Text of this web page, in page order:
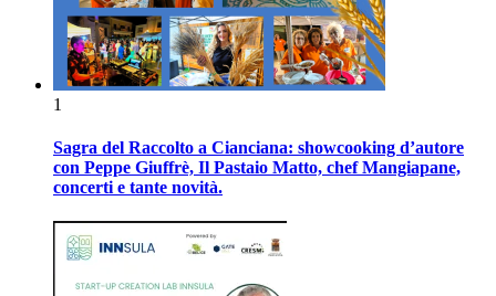
1
Sagra del Raccolto a Cianciana: showcooking d’autore
con Peppe Giuffrè, Il Pastaio Matto, chef Mangiapane,
concerti e tante novità.